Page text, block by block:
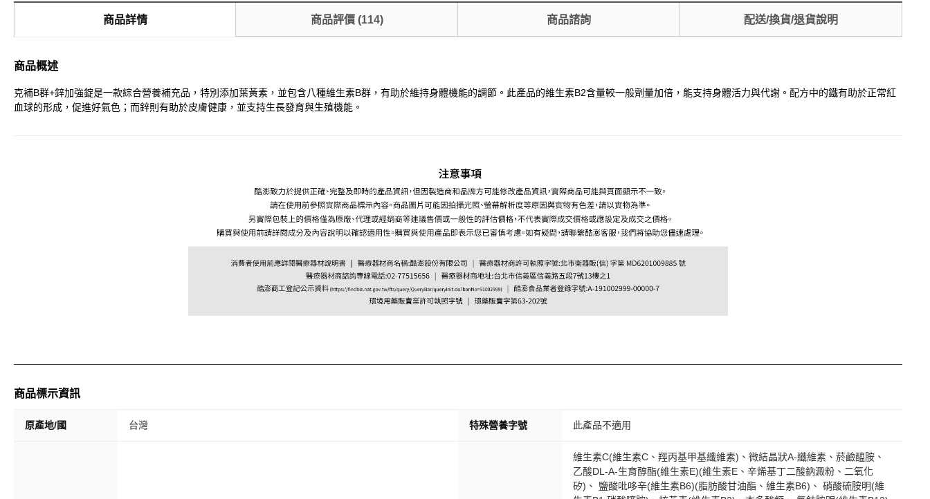
商品詳情 商品評價(114) 商品諮詢 配送/換貨/退貨說明
商品概述
克補B群+鋅加強錠是一款綜合營養補充品，特別添加葉黃素，並包含八種維生素B群，有助於維持身體機能的調節。此產品的維生素B2含量較一般劑量加倍，能支持身體活力與代謝。配方中的鐵有助於正常紅
血球的形成，促進好氣色；而鋅則有助於皮膚健康，並支持生長發育與生殖機能。
商品標示資訊
原產地/國 台灣 特殊營養字號 此產品不適用
維生素C(維生素C、羥丙基甲基纖維素)、微結晶狀A-纖維素、菸鹼醯胺、
乙酸DL-A-生育醇酯(維生素E)(維生素E、辛烯基丁二酸鈉澱粉、二氧化
矽)、 鹽酸吡哆辛(維生素B6)(脂肪酸甘油酯、維生素B6)、 硝酸硫胺明(維